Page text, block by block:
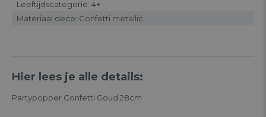
Leeftijdscategorie: 4+
Materiaal deco: Confetti metallic
Hier lees je alle details:
Partypopper Confetti Goud 28cm